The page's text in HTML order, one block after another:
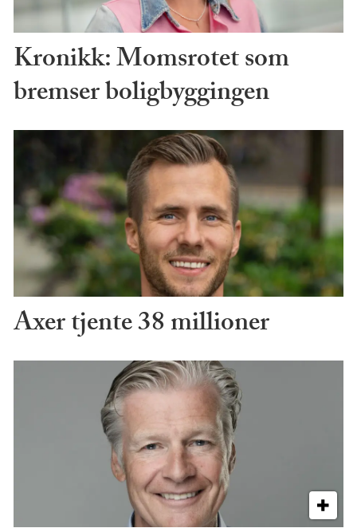
Kronikk: Momsrotet som
bremser boligbyggingen
Axer tjente 38 millioner